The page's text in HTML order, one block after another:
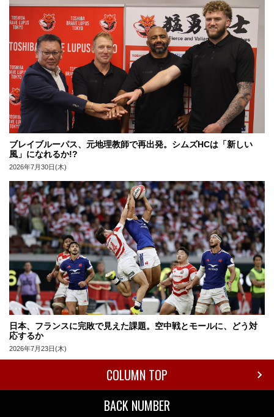
ブレイブルーパス、元地理教師で再出発。シムズHCは「新しい
風」になれるか!?
2026年7月30日(木)
日本、フランスに完敗で見えた課題。空中戦とモールに、どう対
応するか
2026年7月23日(木)
COLUMN TOP
BACK NUMBER